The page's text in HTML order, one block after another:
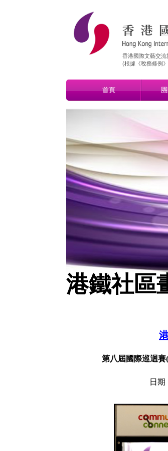
第八屆國際巡迴
日 期
港鐵社區
首頁
香港國際文藝交流
​(根據《稅務條例